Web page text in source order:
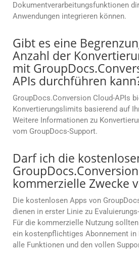
Dokumentverarbeitungsfunktionen
Anwendungen integrieren können.
Gibt es eine
Anzahl der
mit
APIs durchführen
GroupDocs.Conversion Cloud-APIs
Konvertierungslimits basierend auf
Weitere Informationen zu
vom GroupDocs-Support.
Darf ich die
kommerzielle Zwecke
Die kostenlosen Apps von
dienen in erster Linie zu
Für die kommerzielle Nutzung
ein kostenpflichtiges Abonnement in
alle Funktionen und den vollen